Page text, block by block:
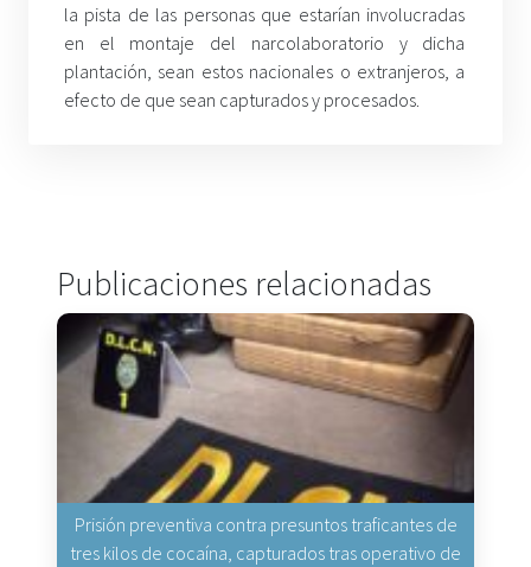
la pista de las personas que estarían involucradas
en el montaje del narcolaboratorio y dicha
plantación, sean estos nacionales o extranjeros, a
efecto de que sean capturados y procesados.
Publicaciones relacionadas
Prisión preventiva contra presuntos traficantes de
tres kilos de cocaína, capturados tras operativo de